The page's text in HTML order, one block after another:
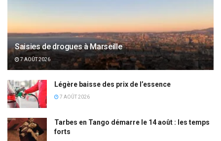
Saisies de drogues à Marseille
7 AOÛT 2026
Légère baisse des prix de l’essence
7 AOÛT 2026
Tarbes en Tango démarre le 14 août : les temps
forts